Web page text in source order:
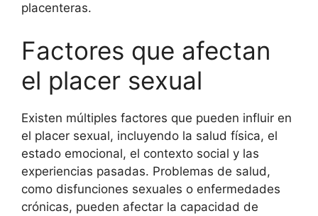
placenteras.
Factores que afectan
el placer sexual
Existen múltiples factores que pueden influir en
el placer sexual, incluyendo la salud física, el
estado emocional, el contexto social y las
experiencias pasadas. Problemas de salud,
como disfunciones sexuales o enfermedades
crónicas, pueden afectar la capacidad de